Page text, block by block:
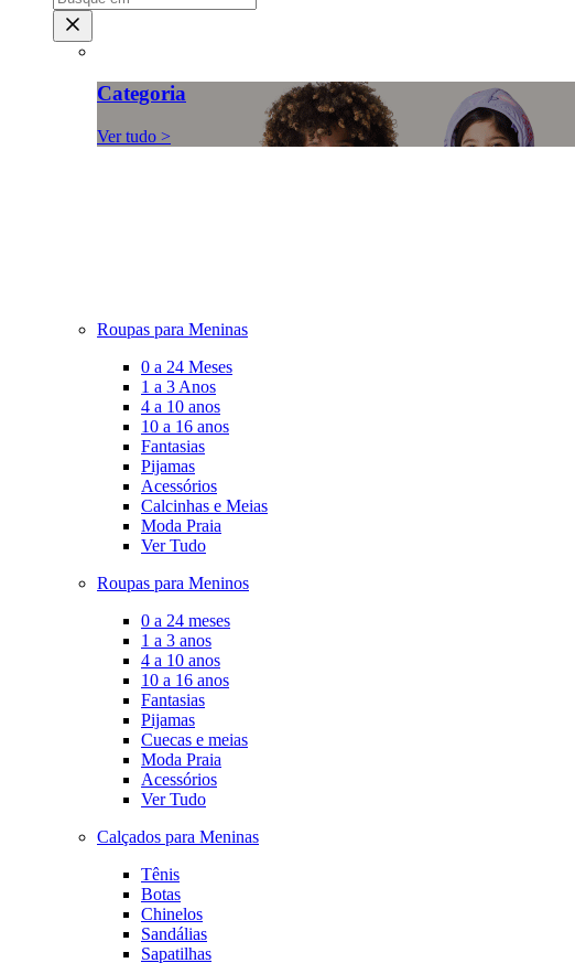
Categoria
Ver tudo >
Roupas para Meninas
0 a 24 Meses
1 a 3 Anos
4 a 10 anos
10 a 16 anos
Fantasias
Pijamas
Acessórios
Calcinhas e Meias
Moda Praia
Ver Tudo
Roupas para Meninos
0 a 24 meses
1 a 3 anos
4 a 10 anos
10 a 16 anos
Fantasias
Pijamas
Cuecas e meias
Moda Praia
Acessórios
Ver Tudo
Calçados para Meninas
Tênis
Botas
Chinelos
Sandálias
Sapatilhas